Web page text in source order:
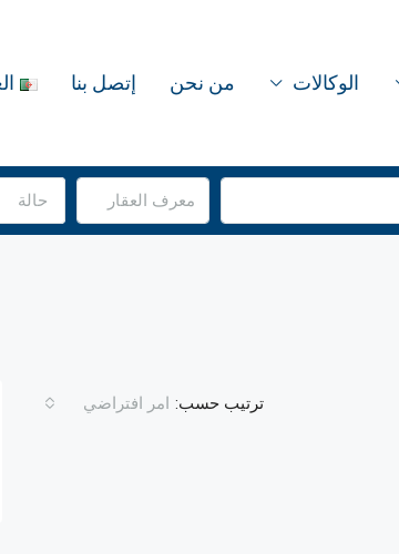
الوكالات من نحن إتصل بنا
حالة
ترتيب حسب: امر افتراضي